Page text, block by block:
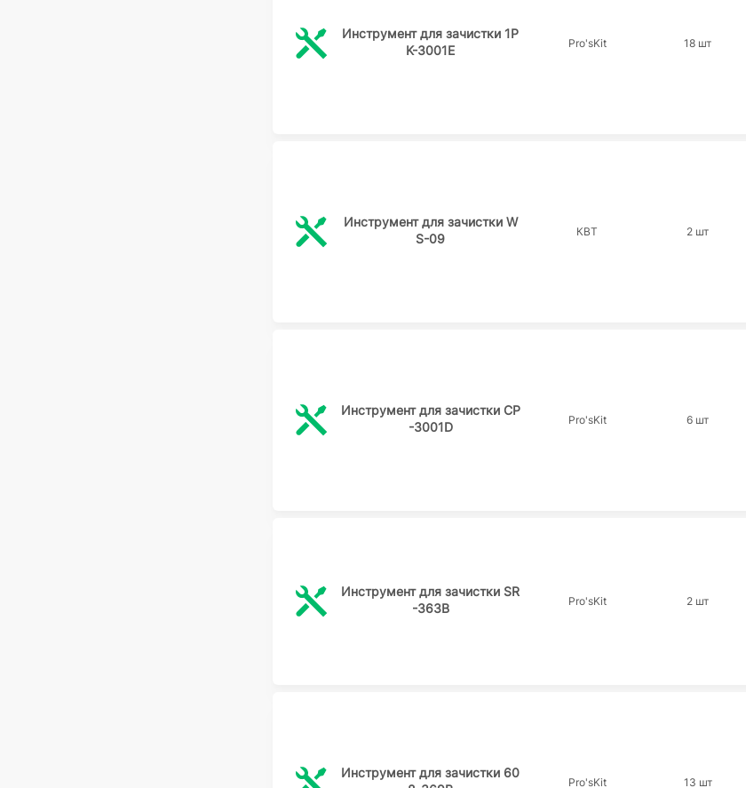
Инструмент для зачистки 1P
K-3001E
Pro'sKit 18 шт
Инструмент для зачистки W
S-09
КВТ 2 шт
Инструмент для зачистки CP
-3001D
Pro'sKit 6 шт
Инструмент для зачистки SR
-363B
Pro'sKit 2 шт
Инструмент для зачистки 60
Pro'sKit 13 шт